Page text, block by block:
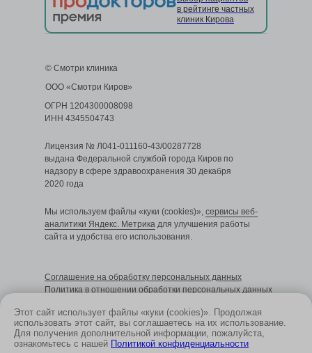
в рейтинге частных
клиник Кирова
Размещенные на сайте данные не являются
публичной офертой и носят информационный
Лицензия № Л041-011160-43/00287728
выдана Федеральной службой города Киров по
надзору в сфере здравоохранения 30 декабря
2020 года
ООО «Смотри Киров»
© Смотри клиника
ОГРН 1204300008098
ИНН 4345504743
Cоглашение на обработку персональных данных
Политика в отношении обработки персональных данных
Мы используем файлы «куки (cookies)», сервисы веб-
аналитики Яндекс. Метрика для улучшения работы
сайта и удобства его использования.
Этот сайт использует файлы «куки (cookies)». Продолжая
использовать этот сайт, вы соглашаетесь на их использование.
Для получения дополнительной информации, пожалуйста,
ознакомьтесь с нашей Политикой конфиденциальности